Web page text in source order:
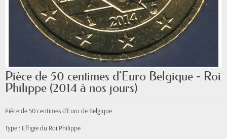
Pièce de 50 centimes d'Euro Belgique - Roi
Philippe (2014 à nos jours)
Pièce de 50 centimes d'Euro de Belgique
Type : Effigie du Roi Philippe